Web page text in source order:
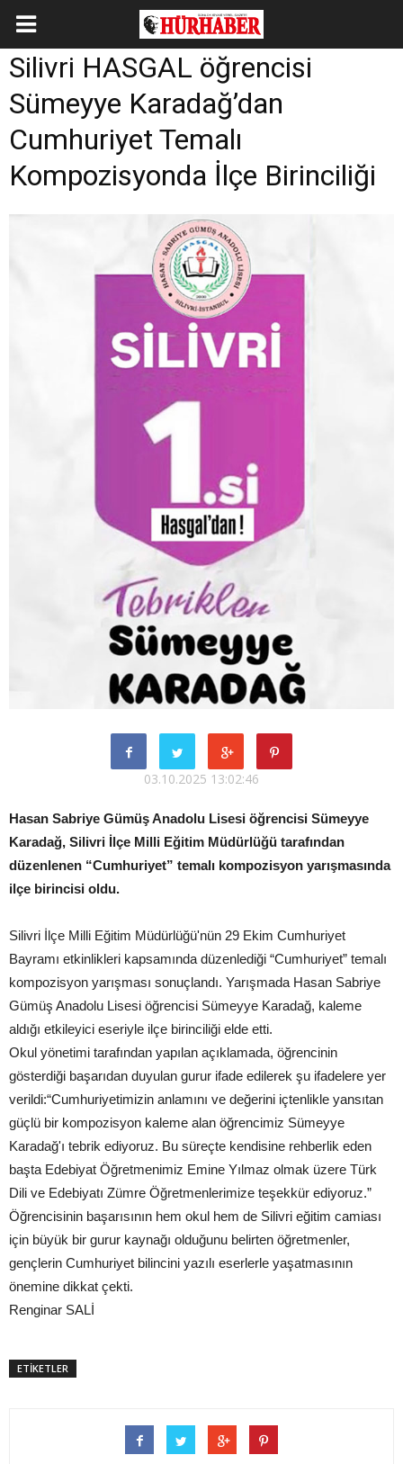
Silivri HASGAL öğrencisi
Sümeyye Karadağ’dan
Cumhuriyet Temalı
Kompozisyonda İlçe Birinciliği
03.10.2025 13:02:46
Hasan Sabriye Gümüş Anadolu Lisesi öğrencisi Sümeyye
Karadağ, Silivri İlçe Milli Eğitim Müdürlüğü tarafından
düzenlenen “Cumhuriyet” temalı kompozisyon yarışmasında
ilçe birincisi oldu.
Silivri İlçe Milli Eğitim Müdürlüğü'nün 29 Ekim Cumhuriyet
Bayramı etkinlikleri kapsamında düzenlediği “Cumhuriyet” temalı
kompozisyon yarışması sonuçlandı. Yarışmada Hasan Sabriye
Gümüş Anadolu Lisesi öğrencisi Sümeyye Karadağ, kaleme
aldığı etkileyici eseriyle ilçe birinciliği elde etti.
Okul yönetimi tarafından yapılan açıklamada, öğrencinin
gösterdiği başarıdan duyulan gurur ifade edilerek şu ifadelere yer
verildi:“Cumhuriyetimizin anlamını ve değerini içtenlikle yansıtan
güçlü bir kompozisyon kaleme alan öğrencimiz Sümeyye
Karadağ'ı tebrik ediyoruz. Bu süreçte kendisine rehberlik eden
başta Edebiyat Öğretmenimiz Emine Yılmaz olmak üzere Türk
Dili ve Edebiyatı Zümre Öğretmenlerimize teşekkür ediyoruz.”
Öğrencisinin başarısının hem okul hem de Silivri eğitim camiası
için büyük bir gurur kaynağı olduğunu belirten öğretmenler,
gençlerin Cumhuriyet bilincini yazılı eserlerle yaşatmasının
önemine dikkat çekti.
Renginar SALİ
ETİKETLER